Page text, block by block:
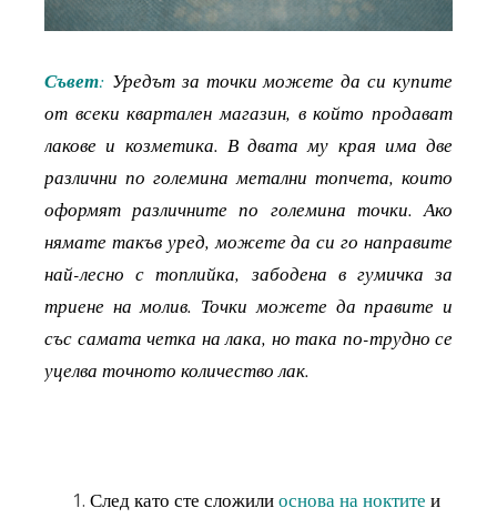
Съвет: Уредът за точки можете да си купите
от всеки квартален магазин, в който продават
лакове и козметика. В двата му края има две
различни по големина метални топчета, които
оформят различните по големина точки. Ако
нямате такъв уред, можете да си го направите
най-лесно с топлийка, забодена в гумичка за
триене на молив. Точки можете да правите и
със самата четка на лака, но така по-трудно се
уцелва точното количество лак.
След като сте сложилиоснова на ноктите и